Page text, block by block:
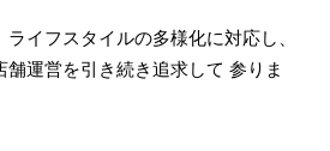
イフスタイルの多様化に対応し、
運営を引き続き追求して 参りま